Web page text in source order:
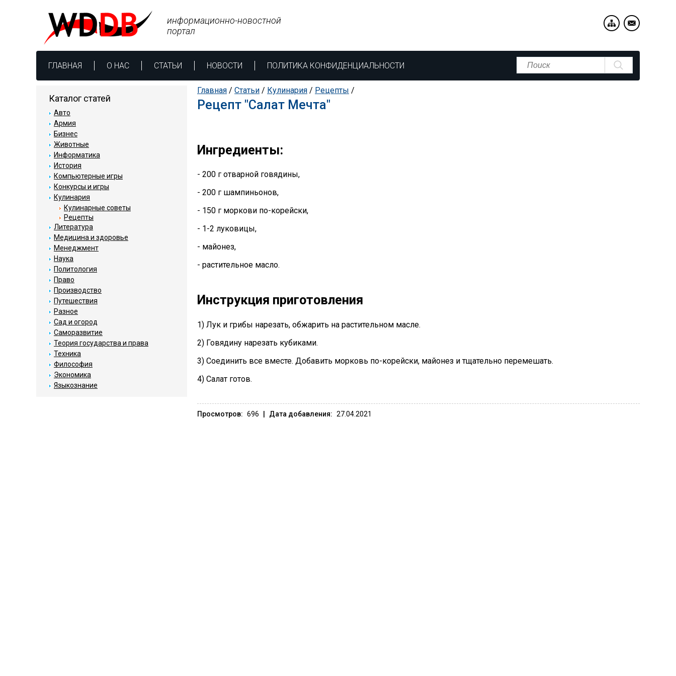
ГЛАВНАЯ О НАС СТАТЬИ НОВОСТИ ПОЛИТИКА КОНФИДЕНЦИАЛЬНОСТИ
информационно-новостной
портал
Главная / Статьи / Кулинария / Рецепты /
Рецепт "Салат Мечта"
Ингредиенты:
- 200 г отварной говядины,
- 200 г шампиньонов,
- 150 г моркови по-корейски,
- 1-2 луковицы,
- майонез,
- растительное масло.
Инструкция приготовления
1) Лук и грибы нарезать, обжарить на растительном масле.
2) Говядину нарезать кубиками.
3) Соединить все вместе. Добавить морковь по-корейски, майонез и тщательно перемешать.
4) Салат готов.
Просмотров: 696 Дата добавления: 27.04.2021
Каталог статей
Авто
Армия
Бизнес
Животные
Информатика
История
Компьютерные игры
Конкурсы и игры
Кулинария
Кулинарные советы
Рецепты
Литература
Медицина и здоровье
Менеджмент
Наука
Политология
Право
Производство
Путешествия
Разное
Сад и огород
Саморазвитие
Теория государства и права
Техника
Философия
Экономика
Языкознание